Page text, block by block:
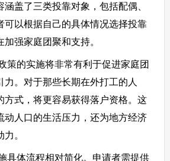
盖了三类投靠对象，包括配偶、
可以根据自己的具体情况选择投靠
强家庭团聚和支持。
策的实施将非常有利于促进家庭团
力。对于那些长期在外打工的人
方式，将更容易获得落户资格。这
动人口的生活压力，还为地方经济
。
具体流程相对简化。申请者需提供